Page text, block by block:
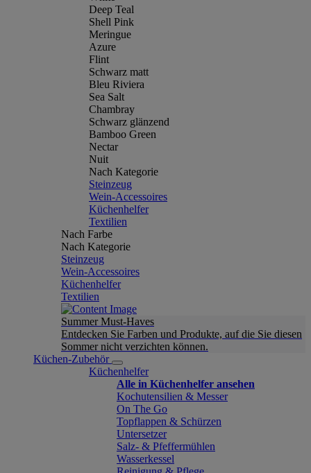
Deep Teal
Shell Pink
Meringue
Azure
Flint
Schwarz matt
Bleu Riviera
Sea Salt
Chambray
Schwarz glänzend
Bamboo Green
Nectar
Nuit
Nach Kategorie
Steinzeug
Wein-Accessoires
Küchenhelfer
Textilien
Nach Farbe
Nach Kategorie
Steinzeug
Wein-Accessoires
Küchenhelfer
Textilien
Summer Must-Haves
Entdecken Sie Farben und Produkte, auf die Sie diesen
Sommer nicht verzichten können.
Küchen-Zubehör
Küchenhelfer
Alle in Küchenhelfer ansehen
Kochutensilien & Messer
On The Go
Topflappen & Schürzen
Untersetzer
Salz- & Pfeffermühlen
Wasserkessel